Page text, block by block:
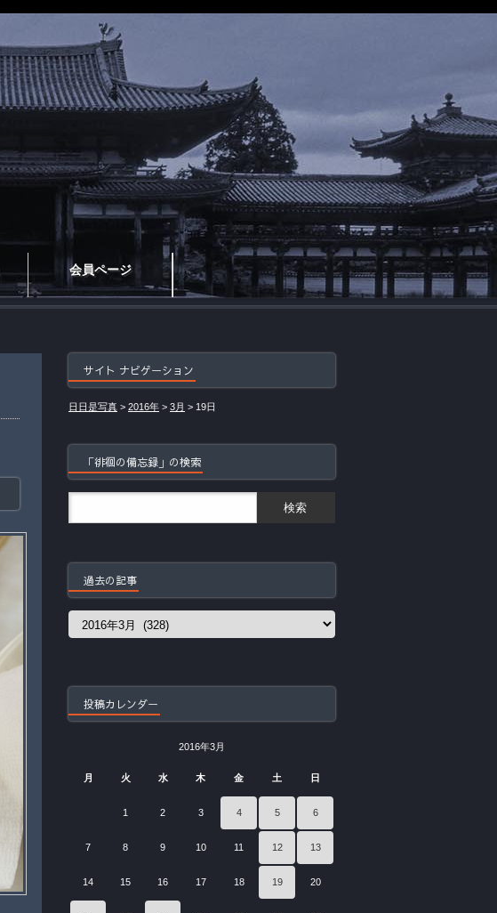
会員ページ
サイト ナビゲーション
日日是写真 > 2016年 > 3月 > 19日
「徘徊の備忘録」の検索
過去の記事
過
投稿カレンダー
2016年3月
月 火 水 木 金 土 日
1 2 3 4 5 6
7 8 9 10 11 12 13
14 15 16 17 18 19 20